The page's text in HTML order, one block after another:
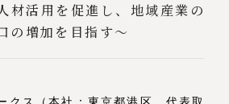
材活用を促進し、地域産業の
の増加を目指す～
クス（本社：東京都港区、代表取